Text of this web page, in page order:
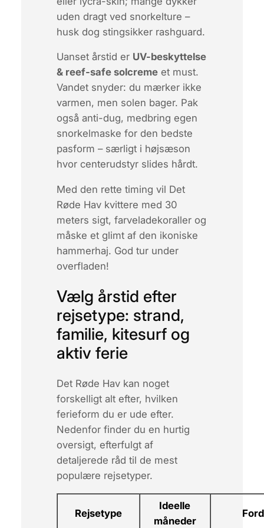
uden dragt ved snorkelture –
husk dog stingsikker rashguard.
Uanset årstid er UV-beskyttelse
& reef-safe solcremeet must.
Vandet snyder: du mærker ikke
varmen, men solen bager. Pak
også anti-dug, medbring egen
snorkel­maske for den bedste
pasform – særligt i højsæson
hvor centerudstyr slides hårdt.
Med den rette timing vil Det
Røde Hav kvittere med 30
meters sigt, farvelade­koraller og
måske et glimt af den ikoniske
hammerhaj. God tur under
overfladen!
Vælg årstid efter
rejsetype: strand,
familie, kitesurf og
aktiv ferie
Det Røde Hav kan noget
forskelligt alt efter, hvilken
ferieform du er ude efter.
Nedenfor finder du en hurtig
oversigt, efterfulgt af
detaljerede råd til de mest
populære rejsetyper.
Rejsetype
Ideelle
måneder